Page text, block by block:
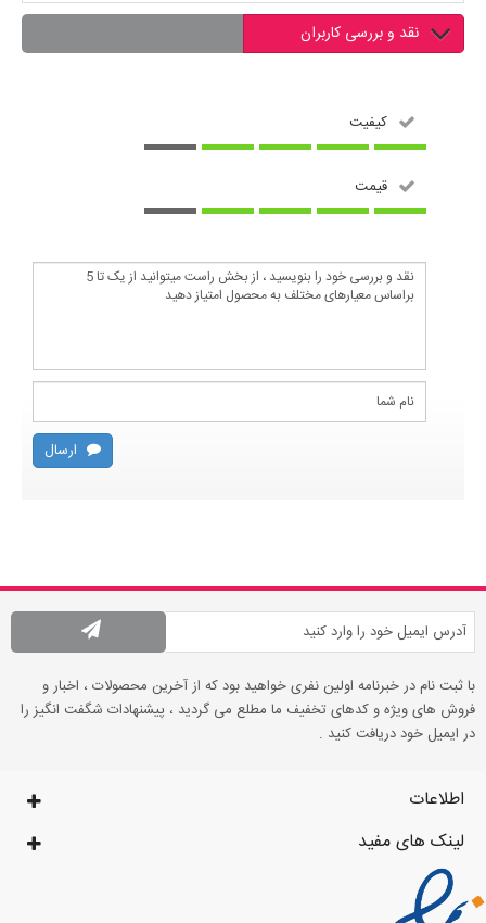
نقد و بررسی کاربران
کیفیت
قیمت
ارسال
با ثبت نام در خبرنامه اولین نفری خواهید بود که از آخرین محصولات ، اخبار و
فروش های ویژه و کدهای تخفیف ما مطلع می گردید ، پیشنهادات شگفت انگیز را
در ایمیل خود دریافت کنید .
اطلاعات
لینک های مفید